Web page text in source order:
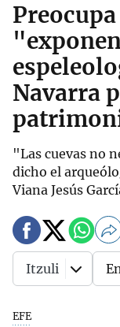
Navarra
"Las cuevas no
dicho el
Viana Jesús
EFE
Itzuli